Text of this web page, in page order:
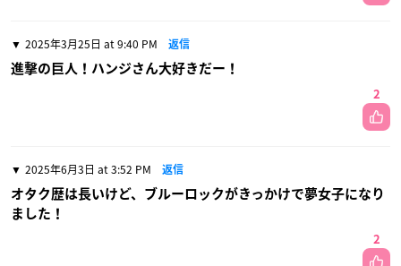
2025年3月25日 at 9:40 PM 返信
進撃の巨人！ハンジさん大好きだー！
2
2025年6月3日 at 3:52 PM 返信
オタク歴は長いけど、ブルーロックがきっかけで夢女子になり
ました！
2